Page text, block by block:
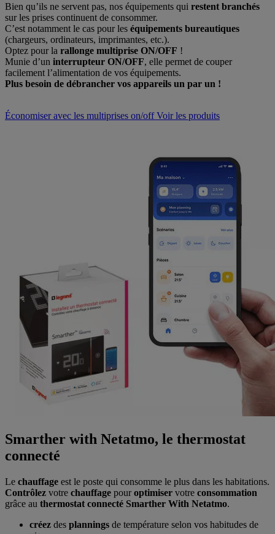
Bien qu’ils ne servent pas, nos équipements qui restent branchés
sur les prises continuent de consommer.
C’est notamment le cas pour les équipements bureautiques
(chargeurs, ordinateurs, imprimantes, etc.).
Optez pour la rallonge multiprise ON/OFF !
Munie d’un interrupteur ON/OFF, elle permet de couper
facilement l’alimentation de vos équipements.
Plus besoin de débrancher vos appareils un par un !
Économiser avec les multiprises on/off Voir les produits
Smarther with Netatmo, le thermostat
connecté
Le chauffage est le poste qui consomme le plus dans les habitations.
Contrôlez votre chauffage pouroptimiser votre consommation
grâce au thermostat connecté Smarther With Netatmo.
créez des plannings de température selon vos habitudes de